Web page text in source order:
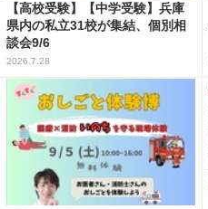
【高校受験】【中学受験】兵庫
県内の私立31校が集結、個別相
談会9/6
2026.7.28